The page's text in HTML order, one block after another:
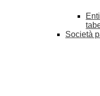
Società